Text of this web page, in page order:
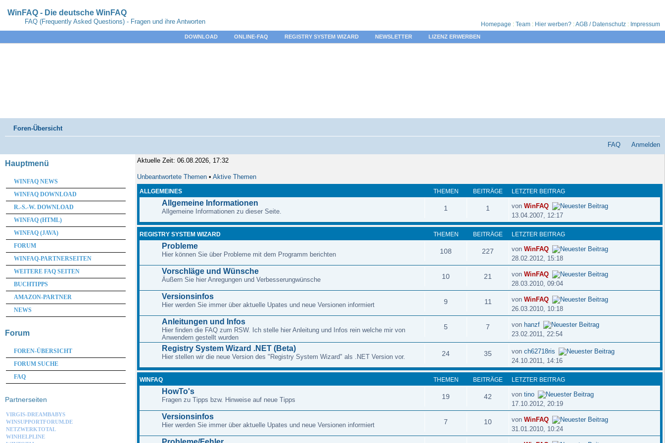
WinFAQ - Die deutsche WinFAQ
FAQ (Frequently Asked Questions) - Fragen und ihre Antworten Homepage : Team : Hier werben? :AGB / Datenschutz : Impressum
DOWNLOAD ONLINE-FAQ REGISTRY SYSTEM WIZARD NEWSLETTER LIZENZ ERWERBEN
Foren-Übersicht
FAQ Anmelden
Aktuelle Zeit: 06.08.2026, 17:32
Unbeantwortete Themen •Aktive Themen
ALLGEMEINES THEMEN BEITRÄGE LETZTER BEITRAG
Allgemeine Informationen
Allgemeine Informationen zu dieser Seite. 1 1 vonWinFAQ
13.04.2007, 12:17
REGISTRY SYSTEM WIZARD THEMEN BEITRÄGE LETZTER BEITRAG
Probleme
Hier können Sie über Probleme mit dem Programm berichten 108 227 vonWinFAQ
28.02.2012, 15:18
Vorschläge und Wünsche
Äußern Sie hier Anregungen und Verbesserungwünsche 10 21 vonWinFAQ
28.03.2010, 09:04
Versionsinfos
Hier werden Sie immer über aktuelle Upates und neue Versionen informiert 9 11 vonWinFAQ
26.03.2010, 10:18
Anleitungen und Infos
Hier finden die FAQ zum RSW. Ich stelle hier Anleitung und Infos rein welche mir von
Anwendern gestellt wurden
5 7 von hanzf
23.02.2011, 22:54
Registry System Wizard .NET (Beta)
Hier stellen wir die neue Version des "Registry System Wizard" als .NET Version vor. 24 35 vonch62718ris
24.10.2011, 14:16
WINFAQ THEMEN BEITRÄGE LETZTER BEITRAG
HowTo's
Fragen zu Tipps bzw. Hinweise auf neue Tipps 19 42 vontino
17.10.2012, 20:19
Versionsinfos
Hier werden Sie immer über aktuelle Upates und neue Versionen informiert 7 10 vonWinFAQ
31.01.2010, 10:24
Hauptmenü
WINFAQ NEWS
WINFAQ DOWNLOAD
R.-S.-W. DOWNLOAD
WINFAQ (HTML)
WINFAQ (JAVA)
FORUM
WINFAQ-PARTNERSEITEN
WEITERE FAQ SEITEN
BUCHTIPPS
AMAZON-PARTNER
NEWS
Forum
FOREN-ÜBERSICHT
FORUM SUCHE
FAQ
Partnerseiten
VIRGIS-DREAMBABYS
WINSUPPORTFORUM.DE
NETZWERKTOTAL
WINHELPLINE